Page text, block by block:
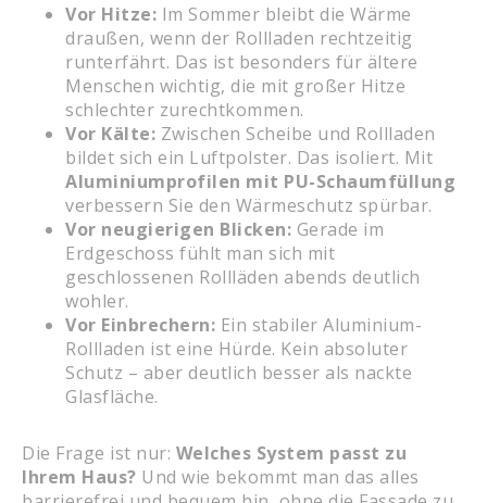
Vor Hitze: Im Sommer bleibt die Wärme
draußen, wenn der Rollladen rechtzeitig
runterfährt. Das ist besonders für ältere
Menschen wichtig, die mit großer Hitze
schlechter zurechtkommen.
Vor Kälte: Zwischen Scheibe und Rollladen
bildet sich ein Luftpolster. Das isoliert. Mit
Aluminiumprofilen mit PU-Schaumfüllung
verbessern Sie den Wärmeschutz spürbar.
Vor neugierigen Blicken: Gerade im
Erdgeschoss fühlt man sich mit
geschlossenen Rollläden abends deutlich
wohler.
Vor Einbrechern: Ein stabiler Aluminium-
Rollladen ist eine Hürde. Kein absoluter
Schutz – aber deutlich besser als nackte
Glasfläche.
Die Frage ist nur: Welches System passt zu
Ihrem Haus? Und wie bekommt man das alles